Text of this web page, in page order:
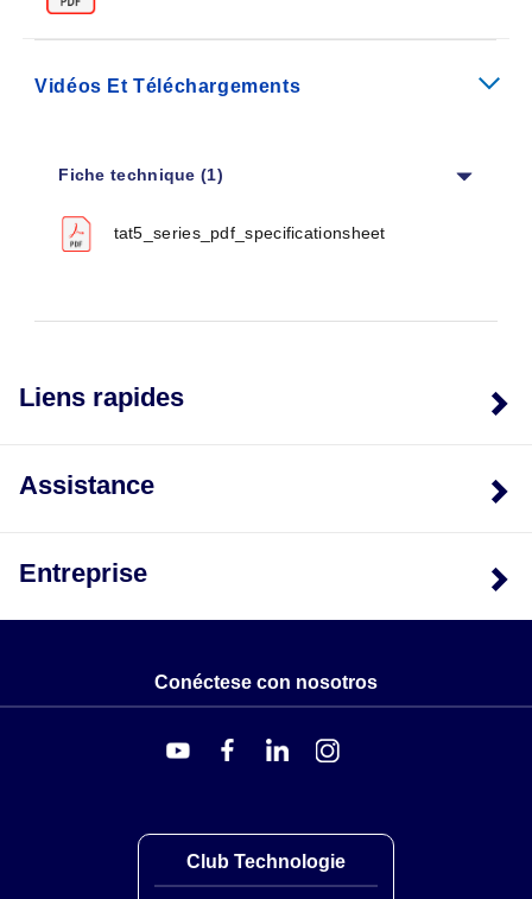
Vidéos Et Téléchargements
Fiche technique (1)
tat5_series_pdf_specificationsheet
Liens rapides
Assistance
Entreprise
Conéctese con nosotros
Club Technologie